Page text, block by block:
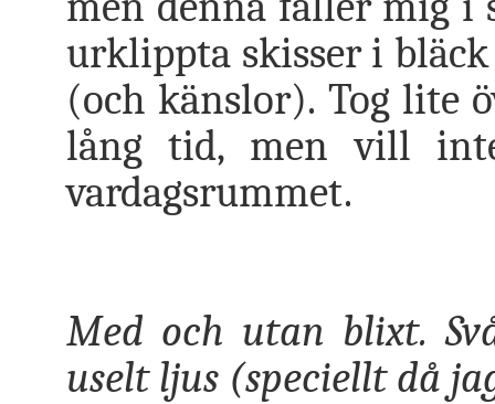
urklippta skisser i
(och känslor). Tog lite
lång tid, men vill
vardagsrummet.
Med och utan blixt.
uselt ljus (speciellt då